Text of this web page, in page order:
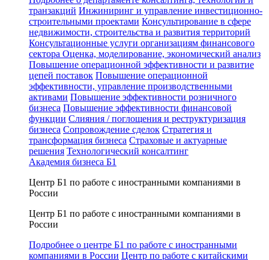
транзакций Инжиниринг и управление инвестиционно-
строительными проектами Консультирование в сфере
недвижимости, строительства и развития территорий
Консультационные услуги организациям финансового
сектора Оценка, моделирование, экономический анализ
Повышение операционной эффективности и развитие
цепей поставок Повышение операционной
эффективности, управление производственными
активами Повышение эффективности розничного
бизнеса Повышение эффективности финансовой
функции Слияния / поглощения и реструктуризация
бизнеса Сопровождение сделок Стратегия и
трансформация бизнеса Страховые и актуарные
решения Технологический консалтинг
Академия бизнеса Б1
Центр Б1 по работе с иностранными компаниями в
России
Центр Б1 по работе с иностранными компаниями в
России
Подробнее о центре Б1 по работе с иностранными
компаниями в России Центр по работе с китайскими